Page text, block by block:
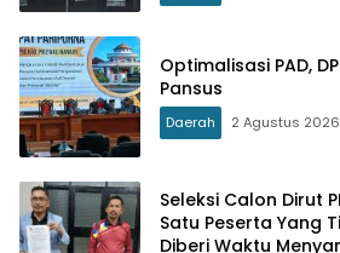
Optimalisasi PAD,
Pansus
Daerah 2 Agustus 2026
Seleksi Calon Dirut
Satu Peserta Yang
Diberi Waktu